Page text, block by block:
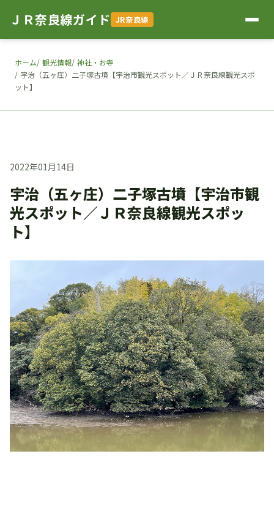
ＪＲ奈良線ガイド JR奈良線
ホーム 観光情報 神社・お寺
宇治（五ヶ庄）二子塚古墳【宇治市観光スポット／ＪＲ奈良線観光スポ
ット】
2022年01月14日
宇治（五ヶ庄）二子塚古墳【宇治市観
光スポット／ＪＲ奈良線観光スポッ
ト】